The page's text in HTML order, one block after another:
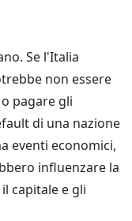
Se l'Italia
non essere
pagare gli
di una nazione
eventi economici,
influenzare la
capitale e gli